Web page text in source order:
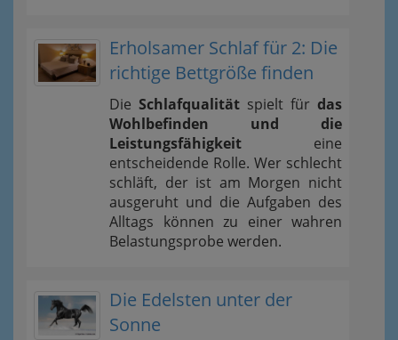
Erholsamer Schlaf für 2: Die
richtige Bettgröße finden
Die Schlafqualität spielt für das
Wohlbefinden und die
Leistungsfähigkeit eine
entscheidende Rolle. Wer schlecht
schläft, der ist am Morgen nicht
ausgeruht und die Aufgaben des
Alltags können zu einer wahren
Belastungsprobe werden.
Die Edelsten unter der
Sonne